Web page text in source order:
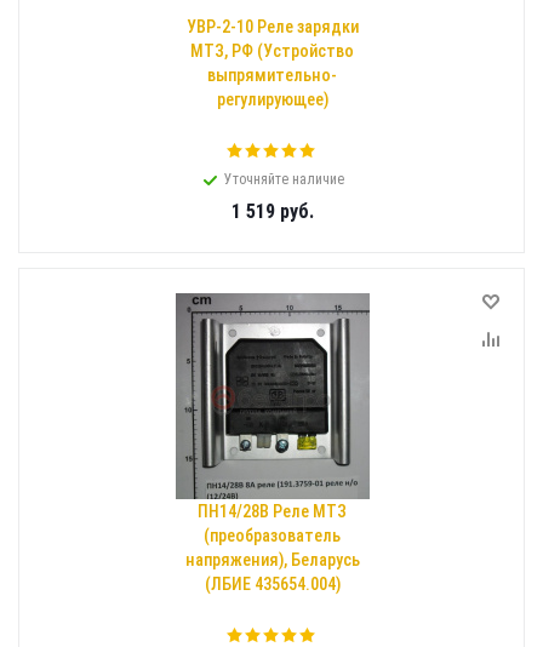
УВР-2-10 Реле зарядки
МТЗ, РФ (Устройство
выпрямительно-
регулирующее)
Уточняйте наличие
1 519руб.
ПН14/28В Реле МТЗ
(преобразователь
напряжения), Беларусь
(ЛБИЕ 435654.004)